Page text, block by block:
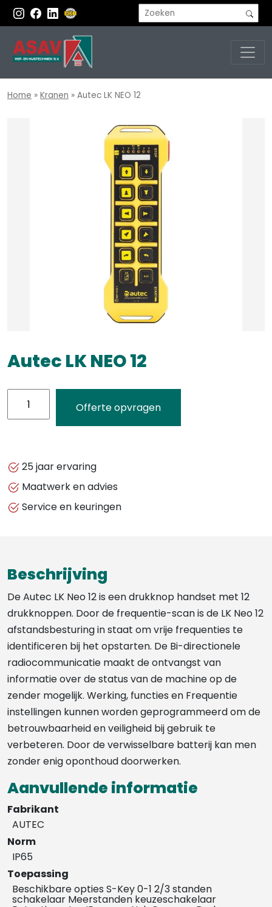
Home » Kranen » Autec LK NEO 12
Autec LK NEO 12
aantal
Offerte opvragen
25 jaar ervaring
Maatwerk en advies
Service en keuringen
Beschrijving
De Autec LK Neo 12 is een drukknop handset met 12
drukknoppen. Door de frequentie-scan is de LK Neo 12
afstandsbesturing in staat om vrije frequenties te
identificeren bij het opstarten. De Bi-directionele
radiocommunicatie maakt de ontvangst van
informatie over de status van de machine op de
zender mogelijk. Werking, functies en Frequentie
instellingen kunnen worden geprogrammeerd om de
betrouwbaarheid en veiligheid bij gebruik te
verbeteren. Door de verwisselbare batterij kan men
zonder enig oponthoud doorwerken.
Aanvullende informatie
Fabrikant
AUTEC
Norm
IP65
Toepassing
Beschikbare opties S-Key 0-1 2/3 standen
schakelaar Meerstanden keuzeschakelaar